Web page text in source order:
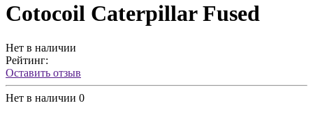
Cotocoil Caterpillar Fused
Нет в наличии
Рейтинг:
Оставить отзыв
Нет в наличии 0